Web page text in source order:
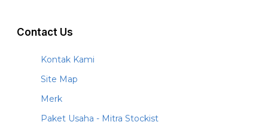
Contact Us
Kontak Kami
Site Map
Merk
Paket Usaha - Mitra Stockist